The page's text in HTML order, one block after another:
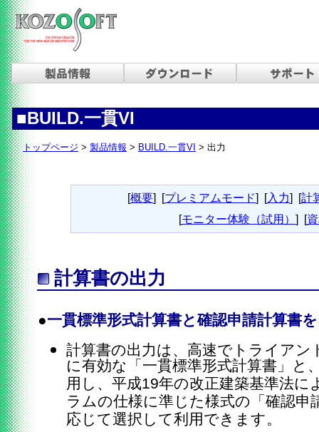
■BUILD.一貫VI
トップページ > 製品情報 > BUILD.一貫VI > 出力
[概要] [プレミアムモード] [入力] [計
[モニター体験（試用） ] [
計算書の出力
●一貫標準形式計算書と確認申請計算書
計算書の出力は、高速でトライアン
に有効な「一貫標準形式計算書」と
用し、平成19年の改正建築基準法
ラムの仕様に準じた様式の「確認申
応じて選択して利用できます。